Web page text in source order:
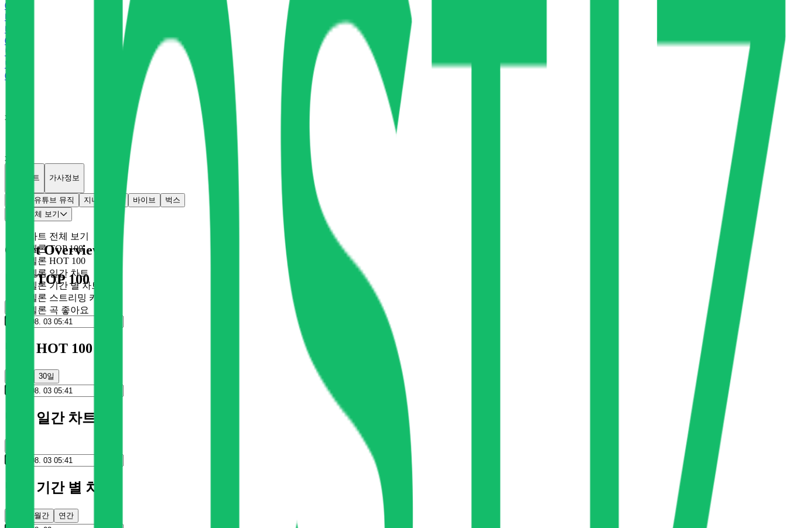
0
바
바이브
0
벅
벅스
0
x
x
개별차트 가사정보
유튜브 뮤직 지니 바이브
벅스
차트 전체 보기
차트 전체 보기
멜론 TOP 100
멜론 HOT 100
멜론 일간 차트
멜론 기간 별 차트
멜론 스트리밍 카드
멜론 곡 좋아요
Chart Overview
멜론 TOP 100
멜론 HOT 100
30일
멜론 일간 차트
멜론 기간 별 차트
월간 연간